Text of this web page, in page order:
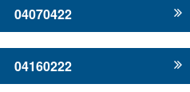
04070422
04160222